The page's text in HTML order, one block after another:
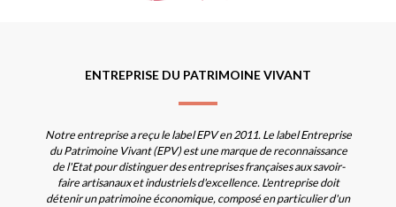
ENTREPRISE DU PATRIMOINE VIVANT
Notre entreprise a reçu le label EPV en 2011. Le label Entreprise
du Patrimoine Vivant (EPV) est une marque de reconnaissance
de l'Etat pour distinguer des entreprises françaises aux savoir-
faire artisanaux et industriels d'excellence. L'entreprise doit
détenir un patrimoine économique, composé en particulier d'un